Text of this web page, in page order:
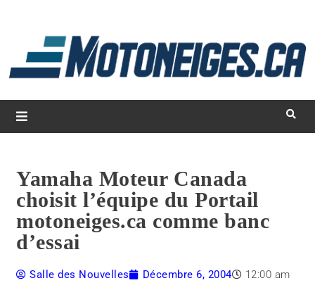
Magazine Motoneiges.ca
Yamaha Moteur Canada
choisit l’équipe du Portail
motoneiges.ca comme banc
d’essai
Salle des Nouvelles Décembre 6, 2004
12:00 am